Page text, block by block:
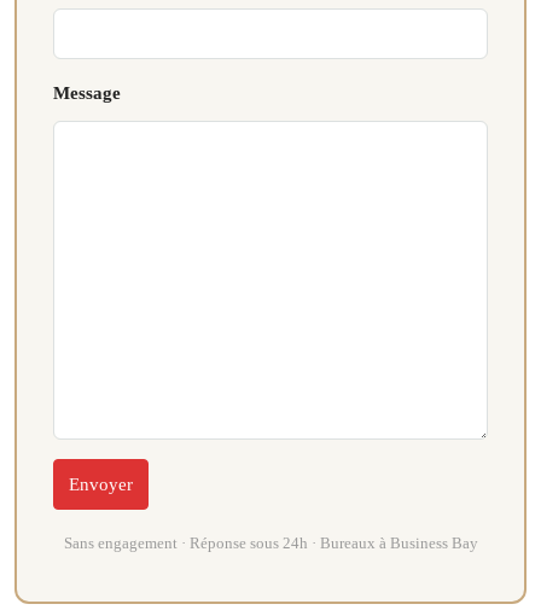
Message
Sans engagement · Réponse sous 24h · Bureaux à Business Bay